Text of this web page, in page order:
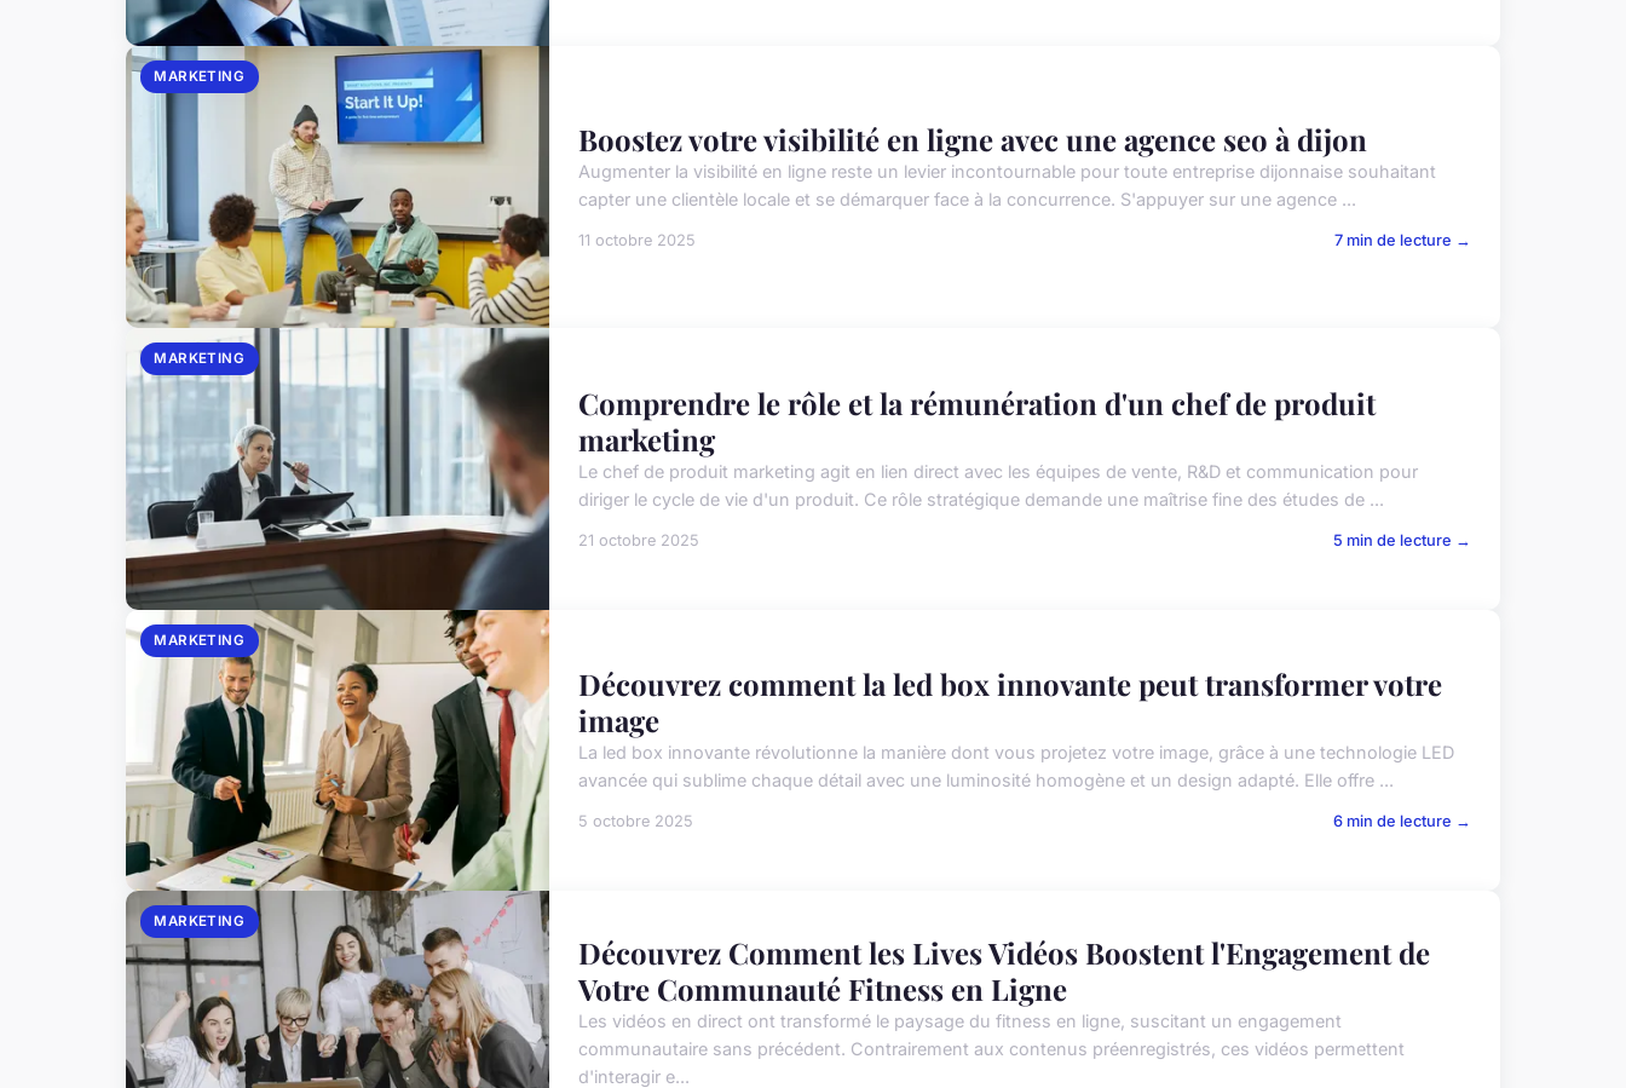
MARKETING
Boostez votre visibilité en ligne avec une agence seo à dijon
Augmenter la visibilité en ligne reste un levier incontournable pour toute entreprise dijonnaise souhaitant
capter une clientèle locale et se démarquer face à la concurrence. S'appuyer sur une agence ...
11 octobre 2025 7 min de lecture →
MARKETING
Comprendre le rôle et la rémunération d'un chef de produit
marketing
Le chef de produit marketing agit en lien direct avec les équipes de vente, R&D et communication pour
diriger le cycle de vie d'un produit. Ce rôle stratégique demande une maîtrise fine des études de ...
21 octobre 2025 5 min de lecture →
MARKETING
Découvrez comment la led box innovante peut transformer votre
image
La led box innovante révolutionne la manière dont vous projetez votre image, grâce à une technologie LED
avancée qui sublime chaque détail avec une luminosité homogène et un design adapté. Elle offre ...
5 octobre 2025 6 min de lecture →
MARKETING
Découvrez Comment les Lives Vidéos Boostent l'Engagement de
Votre Communauté Fitness en Ligne
Les vidéos en direct ont transformé le paysage du fitness en ligne, suscitant un engagement
communautaire sans précédent. Contrairement aux contenus préenregistrés, ces vidéos permettent
d'interagir e...